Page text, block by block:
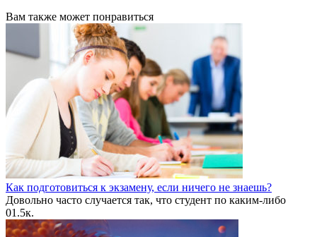
Вам также может понравиться
Как подготовиться к экзамену, если ничего не знаешь?
Довольно часто случается так, что студент по каким-либо
01.5к.